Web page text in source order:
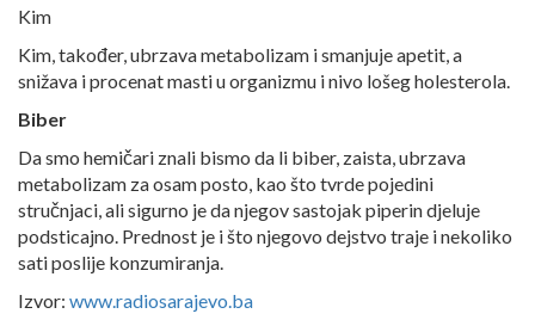
Kim
Kim, također, ubrzava metabolizam i smanjuje apetit, a
snižava i procenat masti u organizmu i nivo lošeg holesterola.
Biber
Da smo hemičari znali bismo da li biber, zaista, ubrzava
metabolizam za osam posto, kao što tvrde pojedini
stručnjaci, ali sigurno je da njegov sastojak piperin djeluje
podsticajno. Prednost je i što njegovo dejstvo traje i nekoliko
sati poslije konzumiranja.
Izvor: www.radiosarajevo.ba